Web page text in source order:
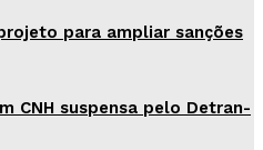
para ampliar sanções
CNH suspensa pelo Detran-